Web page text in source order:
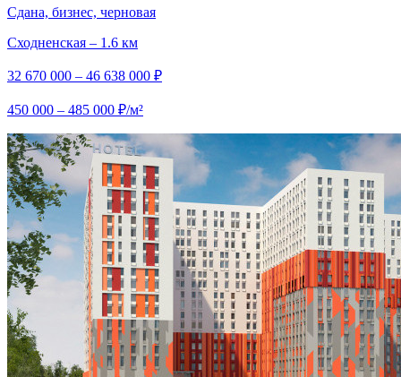
Сдана, бизнес, черновая
Сходненская – 1.6 км
32 670 000 – 46 638 000 ₽
450 000 – 485 000 ₽/м²